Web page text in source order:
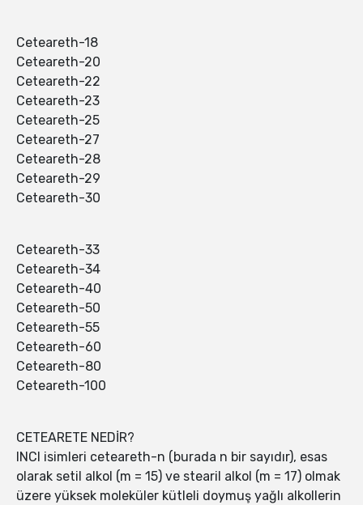
Ceteareth-18
Ceteareth-20
Ceteareth-22
Ceteareth-23
Ceteareth-25
Ceteareth-27
Ceteareth-28
Ceteareth-29
Ceteareth-30
Ceteareth-33
Ceteareth-34
Ceteareth-40
Ceteareth-50
Ceteareth-55
Ceteareth-60
Ceteareth-80
Ceteareth-100
CETEARETE NEDİR?
INCI isimleri ceteareth-n (burada n bir sayıdır), esas
olarak setil alkol (m = 15) ve stearil alkol (m = 17) olmak
üzere yüksek moleküler kütleli doymuş yağlı alkollerin